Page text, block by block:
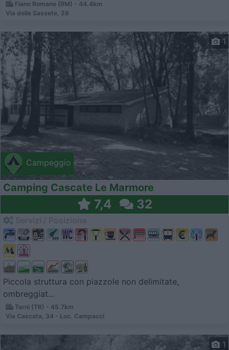
Fiano Romano (RM) - 44.4km
Via delle Sassete, 28
Campeggio
1
Camping Cascate Le Marmore
7,4 32
Piccola struttura con piazzole non delimitate,
ombreggiat...
Terni (TR) - 45.7km
Via Cascata, 34 - Loc. Campacci
1